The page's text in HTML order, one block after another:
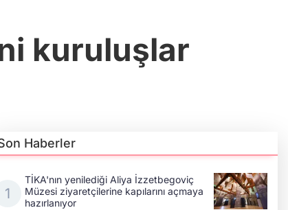
kuruluşlar
Haberler
TİKA'nın yenilediği Aliya İzzetbegoviç
Müzesi ziyaretçilerine kapılarını açmaya
hazırlanıyor